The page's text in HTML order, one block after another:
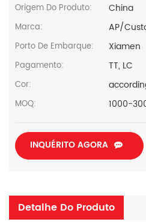
Origem Do Produto: China
Marca: AP/
Porto De Embarque: Xiamen
Pagamento: TT, LC
Cor:
MOQ: 1000-
INQUÉRITO AGORA
Detalhe Do Produto